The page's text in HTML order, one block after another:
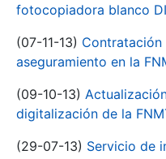
fotocopiadora blanco
(07-11-13)
aseguramiento en la
(09-10-13)
digitalización de la
(29-07-13) Servicio de